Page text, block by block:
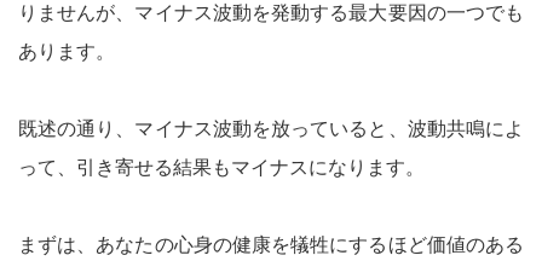
りませんが、マイナス波動を発動する最大要因の一つでも
あります。
既述の通り、マイナス波動を放っていると、波動共鳴によ
って、引き寄せる結果もマイナスになります。
まずは、あなたの心身の健康を犠牲にするほど価値のある